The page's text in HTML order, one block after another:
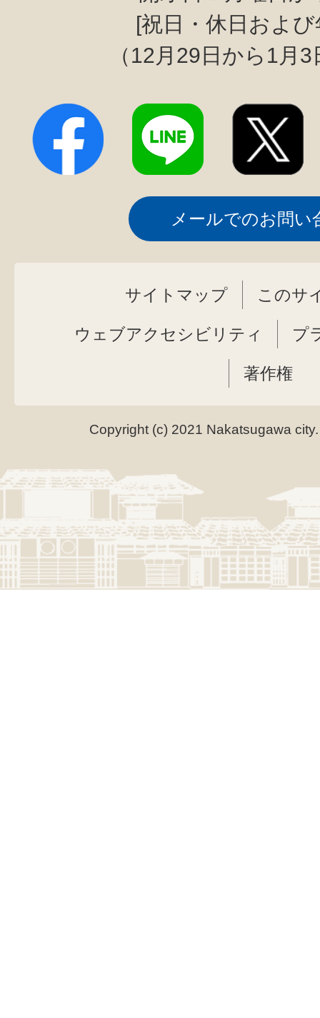
[祝日・休日およ
（12月29日から1月
メールでのお問い
サイトマップ このサ
ウェブアクセシビリティ プ
著作権
Copyright (c) 2021 Nakatsugawa